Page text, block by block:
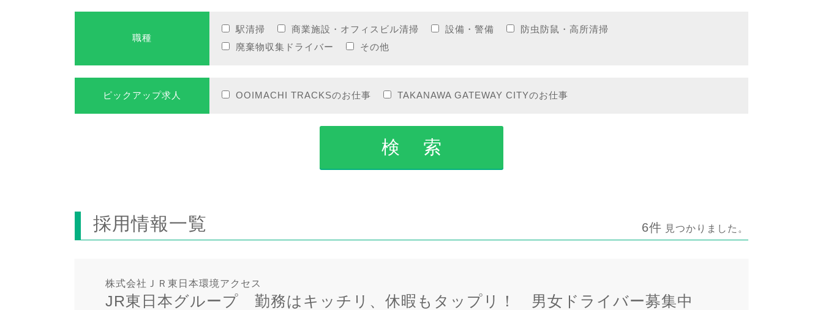
職種
駅清掃 商業施設・オフィスビル清掃 設備・警備
防虫防鼠・高所清掃
廃棄物収集ドライバー
その他
ピックアップ求人 OOIMACHI TRACKSのお仕事 TAKANAWA GATEWAY CITYのお仕事
採用情報一覧 6件 見つかりました。
株式会社ＪＲ東日本環境アクセス
JR東日本グループ 勤務はキッチリ、休暇もタップリ！ 男女ドライバー募集中